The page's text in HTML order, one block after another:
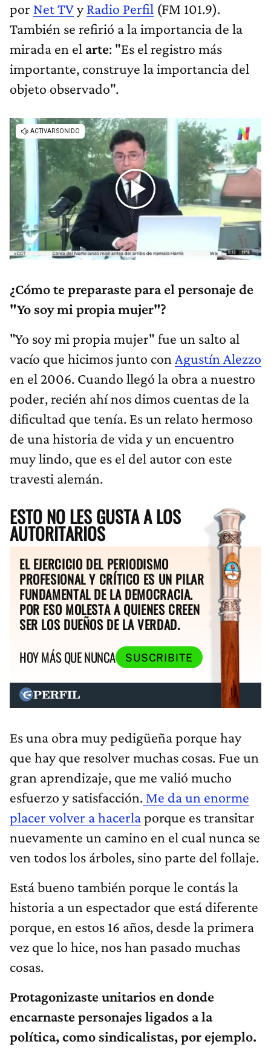
por Net TVyRadio Perfil (FM 101.9).
También se refirió a la importancia de la
mirada en el arte: "Es el registro más
importante, construye la importancia del
objeto observado".
¿Cómo te preparaste para el personaje de
"Yo soy mi propia mujer"?
"Yo soy mi propia mujer" fue un salto al
vacío que hicimos junto con Agustín Alezzo
en el 2006. Cuando llegó la obra a nuestro
poder, recién ahí nos dimos cuentas de la
dificultad que tenía. Es un relato hermoso
de una historia de vida y un encuentro
muy lindo, que es el del autor con este
travesti alemán.
ESTO NO LES GUSTA A LOS
AUTORITARIOS
EL EJERCICIO DEL PERIODISMO
PROFESIONAL Y CRÍTICO ES UN PILAR
FUNDAMENTAL DE LA DEMOCRACIA.
POR ESO MOLESTA A QUIENES CREEN
SER LOS DUEÑOS DE LA VERDAD.
HOY MÁS QUE NUNCA
SUSCRIBITE
Es una obra muy pedigüeña porque hay
que hay que resolver muchas cosas. Fue un
gran aprendizaje, que me valió mucho
esfuerzo y satisfacción. Me da un enorme
placer volver a hacerlaporque es transitar
nuevamente un camino en el cual nunca se
ven todos los árboles, sino parte del follaje.
Está bueno también porque le contás la
historia a un espectador que está diferente
porque, en estos 16 años, desde la primera
vez que lo hice, nos han pasado muchas
cosas.
Protagonizaste unitarios en donde
encarnaste personajes ligados a la
política, como sindicalistas, por ejemplo.